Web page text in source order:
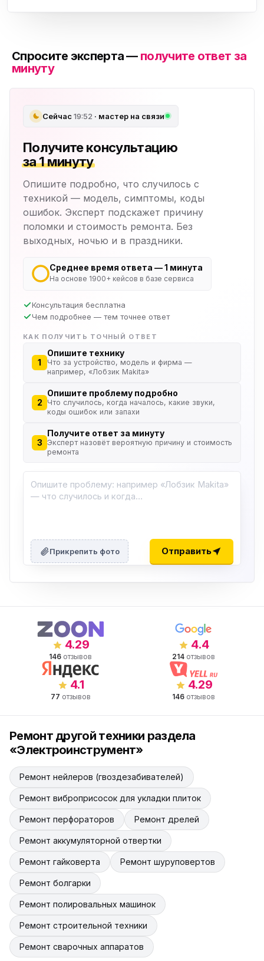
Спросите эксперта — получите ответ за
минуту
Сейчас19:52 · мастер на связи
Получите консультацию
за 1 минуту
Опишите подробно, что случилось с
техникой — модель, симптомы, коды
ошибок. Эксперт подскажет причину
поломки и стоимость ремонта. Без
выходных, ночью и в праздники.
Среднее время ответа — 1 минута
На основе 1900+ кейсов в базе сервиса
Консультация бесплатна
Чем подробнее — тем точнее ответ
КАК ПОЛУЧИТЬ ТОЧНЫЙ ОТВЕТ
1
Опишите технику
Что за устройство, модель и фирма —
например, «Лобзик Makita»
2
Опишите проблему подробно
Что случилось, когда началось, какие звуки,
коды ошибок или запахи
3
Получите ответ за минуту
Эксперт назовёт вероятную причину и стоимость
ремонта
Прикрепить фото Отправить
4.29
146 отзывов
4.4
214 отзывов
4.1
77 отзывов
4.29
146 отзывов
Ремонт другой техники раздела
«Электроинструмент»
Ремонт нейлеров (гвоздезабивателей)
Ремонт виброприсосок для укладки плиток
Ремонт перфораторов Ремонт дрелей
Ремонт аккумуляторной отвертки
Ремонт гайковерта Ремонт шуруповертов
Ремонт болгарки
Ремонт полировальных машинок
Ремонт строительной техники
Ремонт сварочных аппаратов